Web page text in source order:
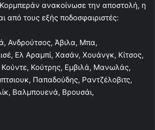
ανακοίνωσε την αποστολή, η
από τους εξής ποδοσφαιριστές:
Ανδρούτσος, Άβιλα, Μπα,
Ελ Αραμπί, Χασάν, Χουάνγκ, Κίτσος,
Κούτρης, Εμβιλά, Μανωλάς,
Παπαδούδης, Ραντζέλοβιτς,
Βαλμπουενά, Βρουσάι,